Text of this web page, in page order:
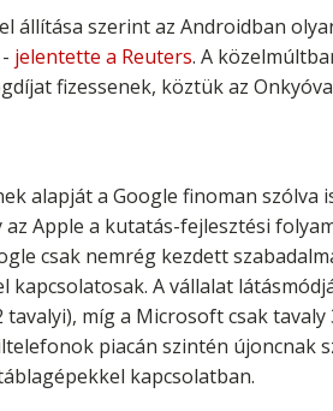
állítása szerint az Androidban
jelentette a Reuters. A
fizessenek, köztük az
alapját a Google finoman szólva
Apple a kutatás-fejlesztési
csak nemrég kezdett
A vállalat
míg a Microsoft csak tavaly
piacán szintén újoncnak
kapcsolatban.